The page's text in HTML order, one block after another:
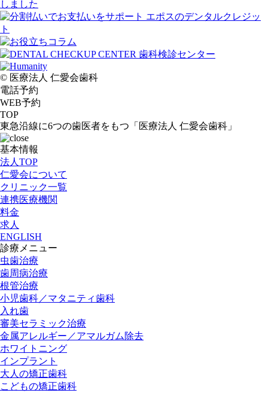
© 医療法人 仁愛会歯科
電話予約
WEB予約
TOP
東急沿線に6つの歯医者をもつ「医療法人 仁愛会歯科」
基本情報
法人TOP
仁愛会について
クリニック一覧
連携医療機関
料金
求人
ENGLISH
診療メニュー
虫歯治療
歯周病治療
根管治療
小児歯科／マタニティ歯科
入れ歯
審美セラミック治療
金属アレルギー／アマルガム除去
ホワイトニング
インプラント
大人の矯正歯科
こどもの矯正歯科